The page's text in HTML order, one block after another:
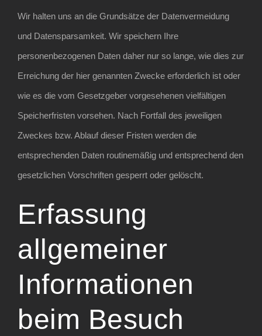
Wir halten uns an die Grundsätze der Datenvermeidung
und Datensparsamkeit. Wir speichern Ihre
personenbezogenen Daten daher nur so lange, wie dies zur
Erreichung der hier genannten Zwecke erforderlich ist oder
wie es die vom Gesetzgeber vorgesehenen vielfältigen
Speicherfristen vorsehen. Nach Fortfall des jeweiligen
Zweckes bzw. Ablauf dieser Fristen werden die
entsprechenden Daten routinemäßig und entsprechend den
gesetzlichen Vorschriften gesperrt oder gelöscht.
Erfassung
allgemeiner
Informationen
beim Besuch